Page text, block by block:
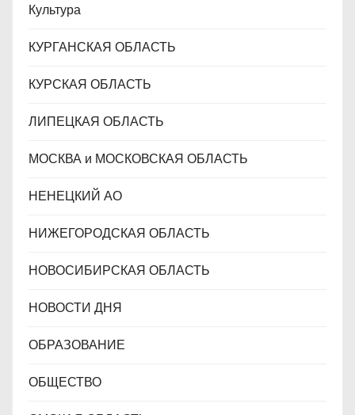
Культура
КУРГАНСКАЯ ОБЛАСТЬ
КУРСКАЯ ОБЛАСТЬ
ЛИПЕЦКАЯ ОБЛАСТЬ
МОСКВА и МОСКОВСКАЯ ОБЛАСТЬ
НЕНЕЦКИЙ АО
НИЖЕГОРОДСКАЯ ОБЛАСТЬ
НОВОСИБИРСКАЯ ОБЛАСТЬ
НОВОСТИ ДНЯ
ОБРАЗОВАНИЕ
ОБЩЕСТВО